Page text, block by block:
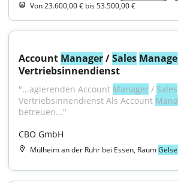
Von 23.600,00 € bis 53.500,00 €
Account Manager / Sales
Vertriebsinnendienst
"...agierenden Account Manager / Sales
Vertriebsinnendienst Als Account
betreuen..."
CBO GmbH
Mülheim an der Ruhr bei Essen, Raum